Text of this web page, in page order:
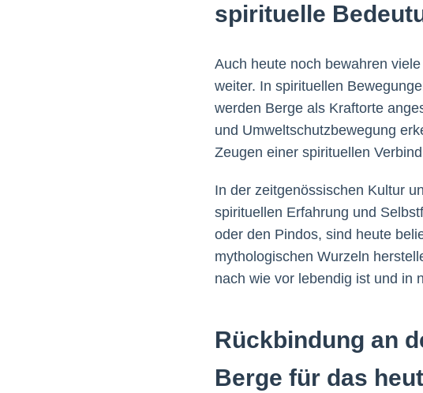
spirituelle
Auch heute noch bewahren
weiter. In spirituellen
werden Berge als Kraftorte
und Umweltschutzbewegung
Zeugen einer spirituellen
In der zeitgenössischen Kultur
spirituellen Erfahrung und
oder den Pindos, sind heute
mythologischen Wurzeln
nach wie vor lebendig ist und in
Rückbindung an
Berge für das